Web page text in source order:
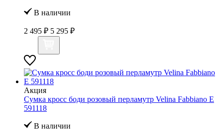
В наличии
2 495 ₽ 5 295 ₽
Акция
Сумка кросс боди розовый перламутр Velina Fabbiano E
591118
В наличии